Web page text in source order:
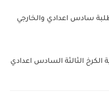
سادس اعدادي والخارجي
الكرخ الثالثة السادس اعدادي